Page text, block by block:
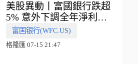
美股異動丨富國銀行跌超
5% 意外下調全年淨利息
收入指引
富国银行(WFC.US)
格隆匯 07-15 21:47